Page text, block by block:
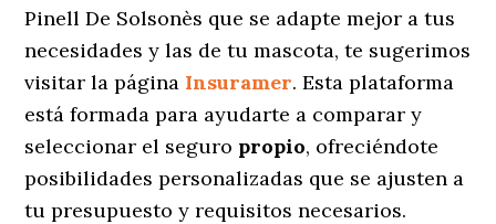
Pinell De Solsonès que se adapte mejor a tus
necesidades y las de tu mascota, te sugerimos
visitar la página Insuramer. Esta plataforma
está formada para ayudarte a comparar y
seleccionar el seguro propio, ofreciéndote
posibilidades personalizadas que se ajusten a
tu presupuesto y requisitos necesarios.